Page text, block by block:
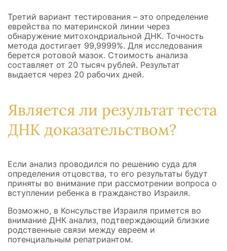
Третий вариант тестирования – это определение
еврейства по материнской линии через
обнаружение митохондриальной ДНК. Точность
метода достигает 99,9999%. Для исследования
берется ротовой мазок. Стоимость анализа
составляет от 20 тысяч рублей. Результат
выдается через 20 рабочих дней.
Является ли результат теста
ДНК доказательством?
Если анализ проводился по решению суда для
определения отцовства, то его результаты будут
приняты во внимание при рассмотрении вопроса о
вступлении ребенка в гражданство Израиля.
Возможно, в Консульстве Израиля примется во
внимание ДНК анализ, подтверждающий близкие
родственные связи между евреем и
потенциальным репатриантом.